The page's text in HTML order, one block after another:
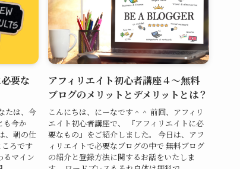
要な
たは、今
も今か
、朝の仕
ろです
るマイン
アフィリエイト初心者講座４～無料
ブログのメリットとデメリットとは？
こんにちは、にーなです＾＾ 前回、アフィリ
エイト初心者講座で、 『アフィリエイトに必
要なもの』をご紹介しました。 今日は、アフ
ィリエイトで必要なブログの中で 無料ブログ
の紹介と登録方法に関するお話をいたしま